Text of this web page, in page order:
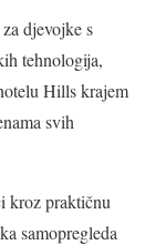
djevojke s
tehnologija,
Hills krajem
svih
kroz praktičnu
samopregleda